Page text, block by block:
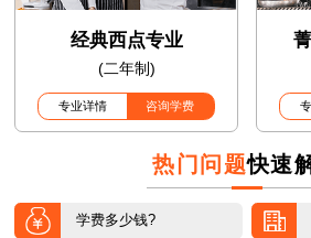
经典西点专业
(二年制)
专业详情 咨询学费
热门问题快速
学费多少钱?